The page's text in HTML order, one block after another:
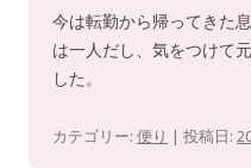
今は転勤から帰ってきた
は一人だし、気をつけて
した。
カテゴリー: 便り | 投稿日: